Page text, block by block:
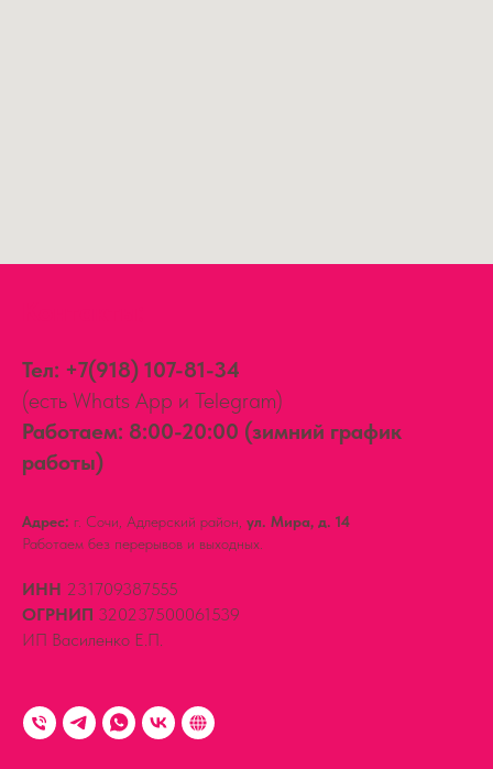
Тел: +7(918) 107-81-34
(есть Whats App и Telegram)
Работаем: 8:00-20:00 (зимний график
работы)
Адрес: г. Сочи, Адлерский район, ул. Мира, д. 14
Работаем без перерывов и выходных.
ИНН 231709387555
ОГРНИП 320237500061539
ИП Василенко Е.П.